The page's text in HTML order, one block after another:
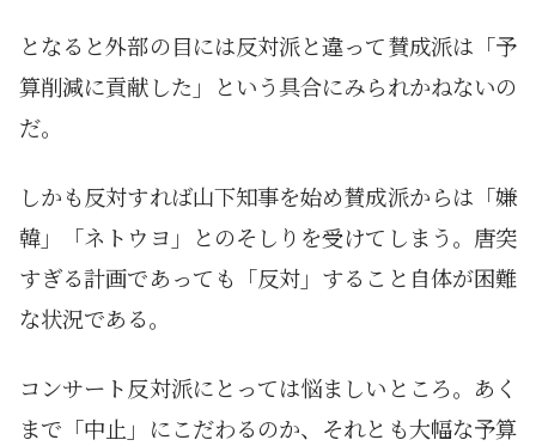
となると外部の目には反対派と違って賛成派は「予
算削減に貢献した」という具合にみられかねないの
だ。
しかも反対すれば山下知事を始め賛成派からは「嫌
韓」「ネトウヨ」とのそしりを受けてしまう。唐突
すぎる計画であっても「反対」すること自体が困難
な状況である。
コンサート反対派にとっては悩ましいところ。あく
まで「中止」にこだわるのか、それとも大幅な予算